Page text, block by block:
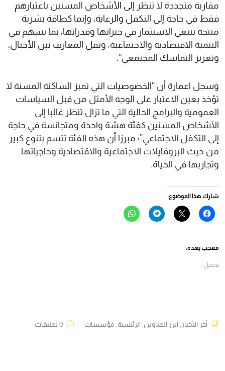
مقاربة متجددة لا تنظر إلى الأشخاص المسنين باعتبارهم
فقط في حاجة إلى التكفل والرعاية، وإنما كطاقة بشرية
منتجة ينبغي الاستثمار في خبراتها وقدراتها، بما يسهم في
التنمية الاقتصادية والاجتماعية، ونقل المعارف بين الأجيال،
وتعزيز التماسك المجتمعي”.
وسجل اعمارة أن “الخصوصيات التي تميز الساكنة المسنة لا
تؤخذ بعين الاعتبار على الوجه الأمثل من قبل السياسات
العمومية والبرامج الحالية التي ما تزال تنظر غالبا إلى
الأشخاص المسنين كفئة هشة واحدة ومتجانسة في حاجة
إلى التكفل الاجتماعي”؛ مبرزا أن هذه الفئة تتسم بتنوع كبير
من حيث البروفايلات الاجتماعية والاقتصادية وحاجياتها
وتجاربها في الحياة.
شارك هذا الموضوع:
انقر
للمشاركة
(فتح
في
نافذة
النقر
للمشاركة
انقر
للمشاركة
انقر
للمشاركة
معجب بهذه:
تحميل...
آخر الأخبار , أبرز العناوين, الرئيسية, مؤسسات